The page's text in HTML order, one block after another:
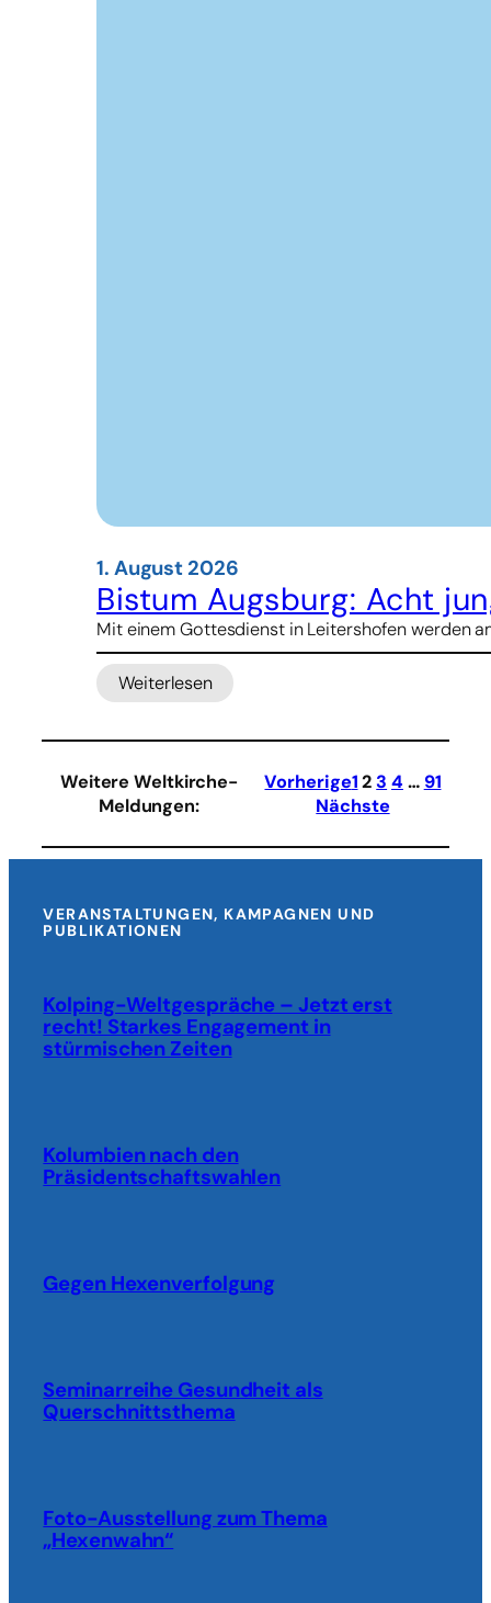
1. August 2026
Bistum Augsburg: Acht
Mit einem Gottesdienst in Leitershofen werden
Weiterlesen
:
Augsburg:
junge
Erwachsene
Weltfreiwilligendienst
Weitere Weltkirche-
Meldungen:
Vorherige1 2 3 4 … 91
Nächste
VERANSTALTUNGEN, KAMPAGNEN UND
PUBLIKATIONEN
Kolping-Weltgespräche – Jetzt erst
recht! Starkes Engagement in
stürmischen Zeiten
Kolumbien nach den
Präsidentschaftswahlen
Gegen Hexenverfolgung
Seminarreihe Gesundheit als
Querschnittsthema
Foto-Ausstellung zum Thema
„Hexenwahn“